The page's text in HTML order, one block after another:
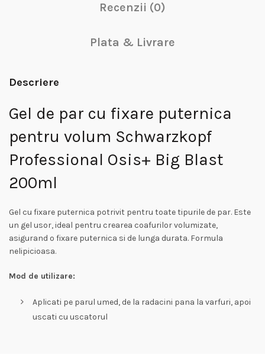
Recenzii (0)
Plata & Livrare
Descriere
Gel de par cu fixare puternica
pentru volum Schwarzkopf
Professional Osis+ Big Blast
200ml
Gel cu fixare puternica potrivit pentru toate tipurile de par. Este
un gel usor, ideal pentru crearea coafurilor volumizate,
asigurand o fixare puternica si de lunga durata. Formula
nelipicioasa.
Mod de utilizare:
Aplicati pe parul umed, de la radacini pana la varfuri, apoi
uscati cu uscatorul